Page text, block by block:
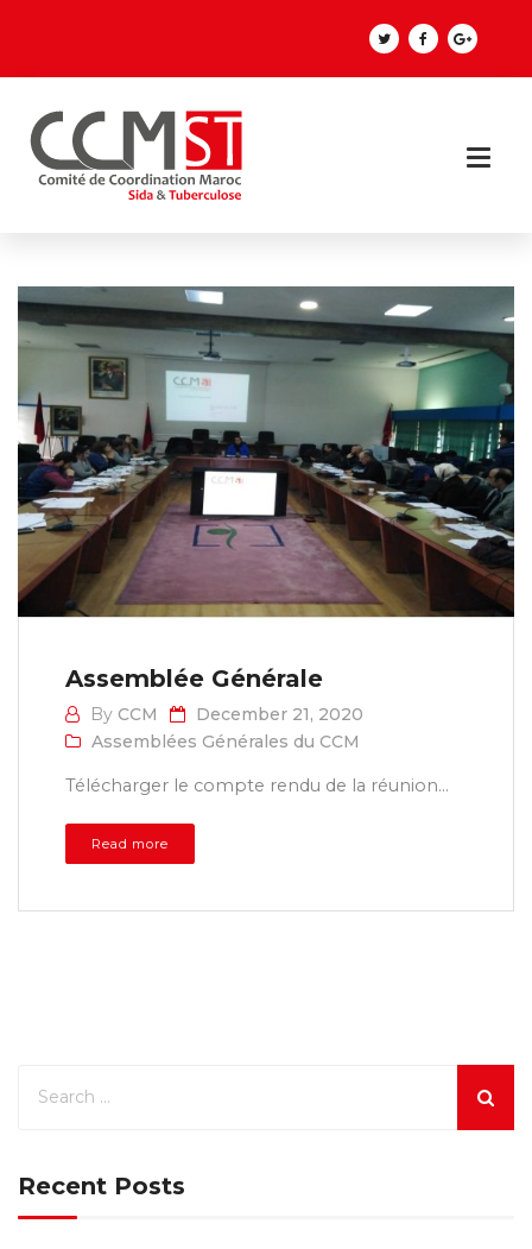
Assemblée Générale
By CCM
December 21, 2020
Assemblées Générales du CCM
Télécharger le compte rendu de la réunion...
Read more
Recent Posts